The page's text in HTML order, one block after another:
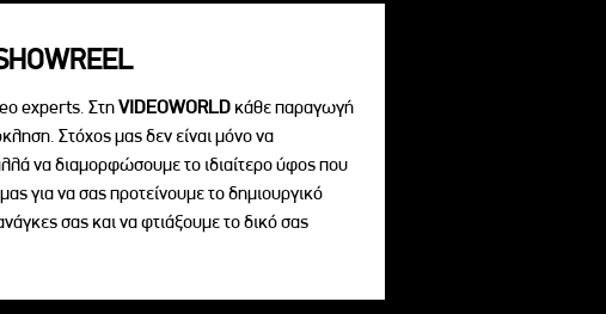
experts. ΣτηVIDEOWORLD κάθε παραγωγή
Στόχος μας δεν είναι μόνο να
να διαμορφώσουμε το ιδιαίτερο ύφος που
για να σας προτείνουμε το δημιουργικό
σας και να φτιάξουμε το δικό σας